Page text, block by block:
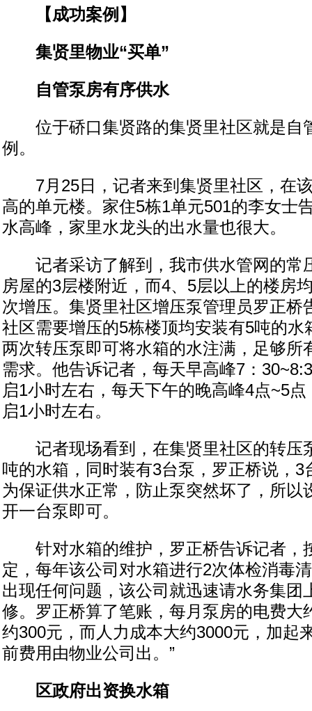
【成功案例】
集贤里物业“买单”
自管泵房有序供水
位于硚口集贤路的集贤里社区就是自
例。
7月25日，记者来到集贤里社区，在该
高的单元楼。家住5栋1单元501的李女士
水高峰，家里水龙头的出水量也很大。
记者采访了解到，我市供水管网的常
房屋的3层楼附近，而4、5层以上的楼房
次增压。集贤里社区增压泵管理员罗正桥
社区需要增压的5栋楼顶均安装有5吨的水
两次转压泵即可将水箱的水注满，足够所
需求。他告诉记者，每天早高峰7：
启1小时左右，每天下午的晚高峰4点~5
启1小时左右。
记者现场看到，在集贤里社区的转压
吨的水箱，同时装有3台泵，罗正桥说，3
为保证供水正常，防止泵突然坏了，所以
开一台泵即可。
针对水箱的维护，罗正桥告诉记者，
定，每年该公司对水箱进行2次体检消毒
出现任何问题，该公司就迅速请水务集团
修。罗正桥算了笔账，每月泵房的电费大
约300元，而人力成本大约3000元，加起
前费用由物业公司出。”
区政府出资换水箱